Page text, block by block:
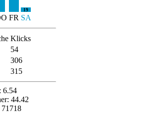
19
FR SA
Klicks
54
306
315
6.54
44.42
71718